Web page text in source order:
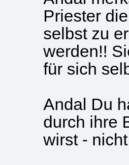
Priester
selbst zu
werden!!
für sich
Andal Du
durch ihre
wirst -